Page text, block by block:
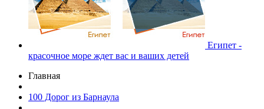
Египет -
красочное море ждет вас и ваших детей
Главная
100 Дорог из Барнаула